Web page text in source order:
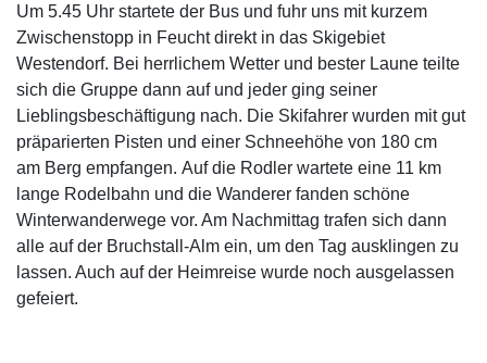
Um 5.45 Uhr startete der Bus und fuhr uns mit kurzem
Zwischenstopp in Feucht direkt in das Skigebiet
Westendorf. Bei herrlichem Wetter und bester Laune teilte
sich die Gruppe dann auf und jeder ging seiner
Lieblingsbeschäftigung nach. Die Skifahrer wurden mit gut
präparierten Pisten und einer Schneehöhe von 180 cm
am Berg empfangen. Auf die Rodler wartete eine 11 km
lange Rodelbahn und die Wanderer fanden schöne
Winterwanderwege vor. Am Nachmittag trafen sich dann
alle auf der Bruchstall-Alm ein, um den Tag ausklingen zu
lassen. Auch auf der Heimreise wurde noch ausgelassen
gefeiert.